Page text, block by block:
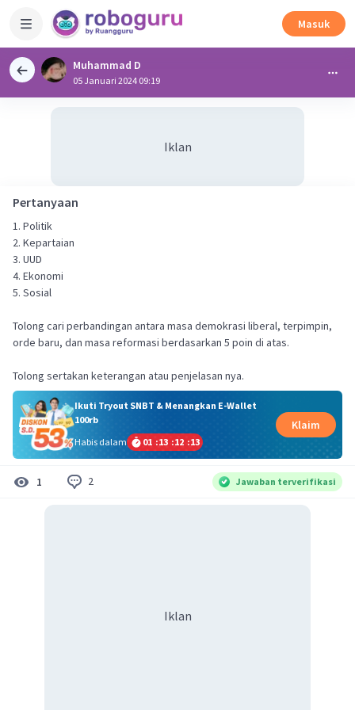
Masuk
Muhammad D
05 Januari 2024 09:19
Iklan
Pertanyaan
1. Politik
2. Kepartaian
3. UUD
4. Ekonomi
5. Sosial
Tolong cari perbandingan antara masa demokrasi liberal, terpimpin,
orde baru, dan masa reformasi berdasarkan 5 poin di atas.
Tolong sertakan keterangan atau penjelasan nya.
Ikuti Tryout SNBT & Menangkan E-Wallet
100rb
Habis dalam
01 :13 :12 :13
Klaim
1 2 Jawaban terverifikasi
Iklan